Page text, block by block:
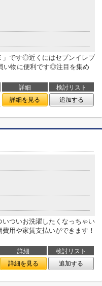
」です◎近くにはセブンイレブ
い物に便利です◎注目を集め
詳細
検討リスト
詳細を見る 追加する
ついお洗濯したくなっちゃい
用や家賃支払いができます！
詳細
検討リスト
詳細を見る 追加する